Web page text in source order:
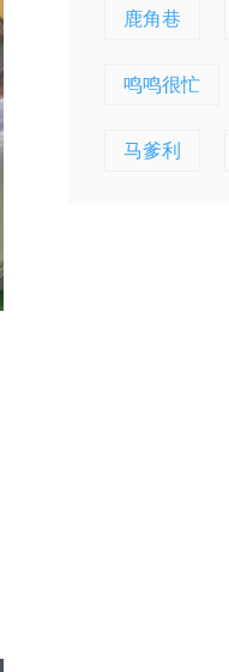
鹿角巷
鸣鸣很忙
马爹利